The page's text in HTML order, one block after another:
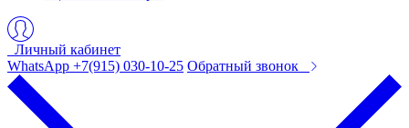
Личный кабинет
WhatsApp +7(915) 030-10-25 Обратный звонок